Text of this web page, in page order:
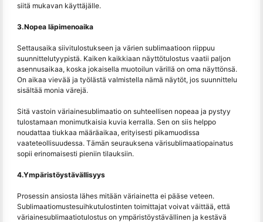
siitä mukavan käyttäjälle.
3.Nopea läpimenoaika
Settausaika siivitulostukseen ja värien sublimaatioon riippuu
suunnittelutyypistä. Kaiken kaikkiaan näyttötulostus vaatii paljon
asennusaikaa, koska jokaisella muotoilun värillä on oma näyttönsä.
On aikaa vievää ja työlästä valmistella nämä näytöt, jos suunnittelu
sisältää monia värejä.
Sitä vastoin väriainesublimaatio on suhteellisen nopeaa ja pystyy
tulostamaan monimutkaisia kuvia kerralla. Sen on siis helppo
noudattaa tiukkaa määräaikaa, erityisesti pikamuodissa
vaateteollisuudessa. Tämän seurauksena värisublimaatiopainatus
sopii erinomaisesti pieniin tilauksiin.
4.Ympäristöystävällisyys
Prosessin ansiosta lähes mitään väriainetta ei pääse veteen.
Sublimaatiomustesuihkutulostinten toimittajat voivat väittää, että
väriainesublimaatiotulostus on ympäristöystävällinen ja kestävä